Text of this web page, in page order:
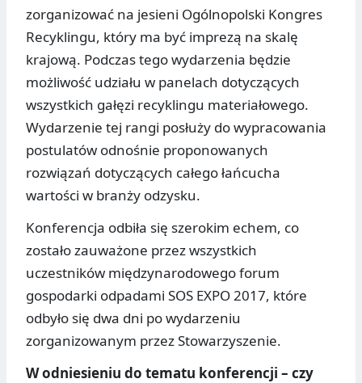
zorganizować na jesieni Ogólnopolski Kongres
Recyklingu, który ma być imprezą na skalę
krajową. Podczas tego wydarzenia będzie
możliwość udziału w panelach dotyczących
wszystkich gałęzi recyklingu materiałowego.
Wydarzenie tej rangi posłuży do wypracowania
postulatów odnośnie proponowanych
rozwiązań dotyczących całego łańcucha
wartości w branży odzysku.
Konferencja odbiła się szerokim echem, co
zostało zauważone przez wszystkich
uczestników międzynarodowego forum
gospodarki odpadami SOS EXPO 2017, które
odbyło się dwa dni po wydarzeniu
zorganizowanym przez Stowarzyszenie.
W odniesieniu do tematu konferencji – czy